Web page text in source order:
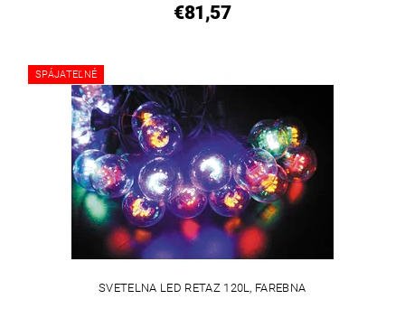
€81,57
SPÁJATEĽNÉ
SVETELNA LED RETAZ 120L, FAREBNA